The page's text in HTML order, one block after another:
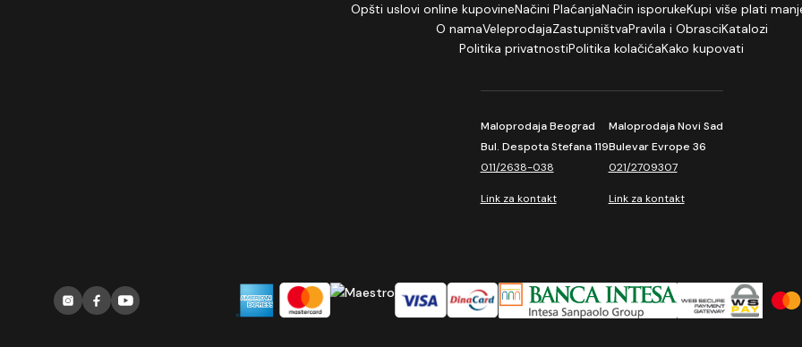
Opšti uslovi online kupovineNačini PlaćanjaNačin isporukeKupi više plati
O namaVeleprodajaZastupništvaPravila i ObrasciKatalozi
Politika privatnostiPolitika kolačićaKako kupovati
Maloprodaja Beograd
Bul. Despota Stefana 119
011/2638-038
Link za kontakt
Maloprodaja Novi Sad
Bulevar Evrope 36
021/2709307
Link za kontakt